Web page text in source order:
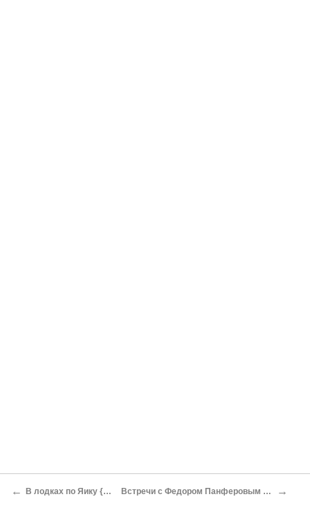
← В лодках по Яику {130} Встречи с Федором Панферовым {144} →